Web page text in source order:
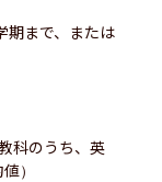
期まで、または
科のうち、英
）